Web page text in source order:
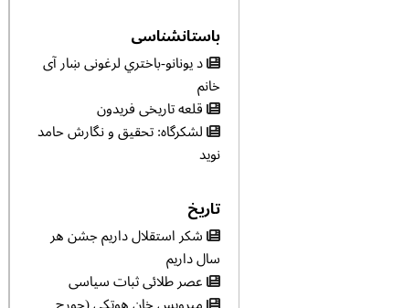
باستانشناسی
د یونانو-باختري لرغونی ښار آی
خانم
قلعه تاریخی فریدون
لشکرگاه: تحقیق و نگارش حامد
نوید
تاریخ
شکر استقلال داریم جشن هر
سال داریم
عصر طلائی ثبات سیاسی